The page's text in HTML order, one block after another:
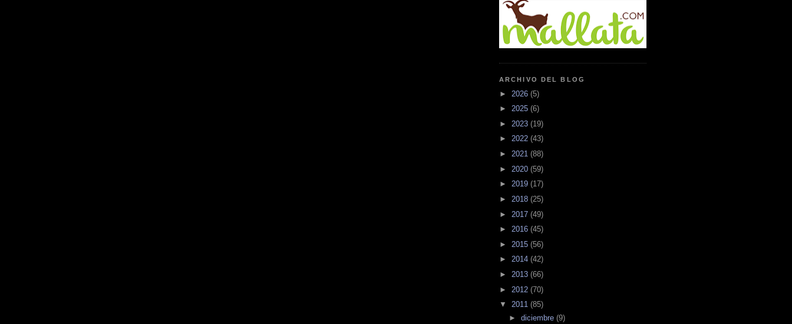
ARCHIVO DEL BLOG
► 2026 (5)
► 2025 (6)
► 2023 (19)
► 2022 (43)
► 2021 (88)
► 2020 (59)
► 2019 (17)
► 2018 (25)
► 2017 (49)
► 2016 (45)
► 2015 (56)
► 2014 (42)
► 2013 (66)
► 2012 (70)
▼ 2011 (85)
► diciembre (9)